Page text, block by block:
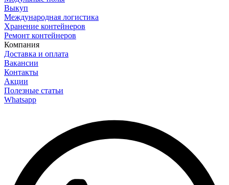
Выкуп
Международная логистика
Хранение контейнеров
Ремонт контейнеров
Компания
Доставка и оплата
Вакансии
Контакты
Акции
Полезные статьи
Whatsapp